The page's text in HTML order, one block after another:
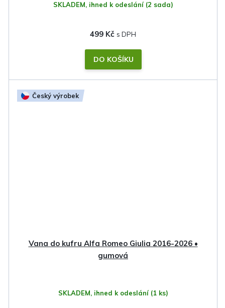
SKLADEM, ihned k odeslání (2 sada)
499 Kč
DO KOŠÍKU
Český výrobek
Vana do kufru Alfa Romeo Giulia 2016-2026 •
gumová
SKLADEM, ihned k odeslání (1 ks)